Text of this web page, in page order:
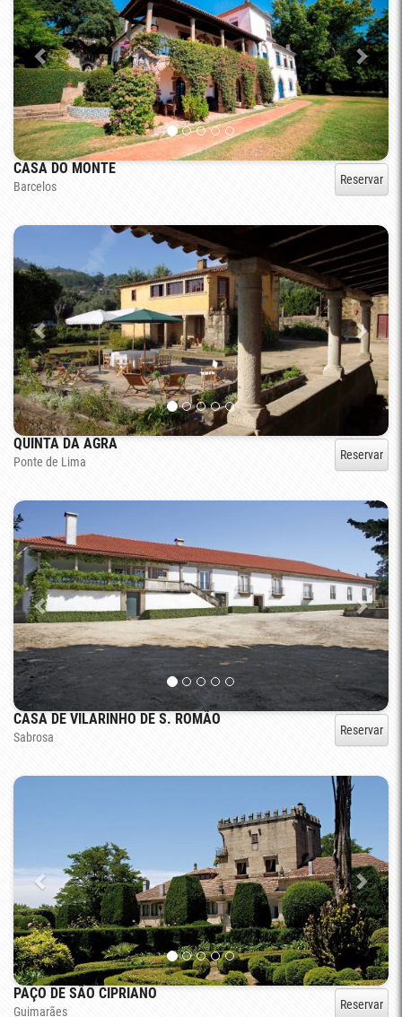
CASA DO MONTE
Barcelos Reservar
QUINTA DA AGRA
Ponte de Lima Reservar
CASA DE VILARINHO DE S. ROMÃO
Sabrosa Reservar
PAÇO DE SÃO CIPRIANO
Guimarães Reservar